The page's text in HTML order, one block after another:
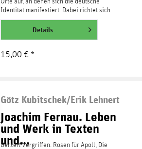
Identität manifestiert. Dabei richtet sich
der Blick auf...
weiterlesenDetails
15,00 € *
Götz Kubitschek/Erik Lehnert
Joachim Fernau. Leben
und Werk in Texten
und...
Derzeit Vergriffen. Rosen für Apoll, Die